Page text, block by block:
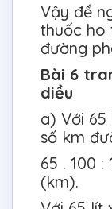
Vậy để
thuốc ho
đường
Bài 6
diều
a) Với
số km
65 . 100 :
(km).